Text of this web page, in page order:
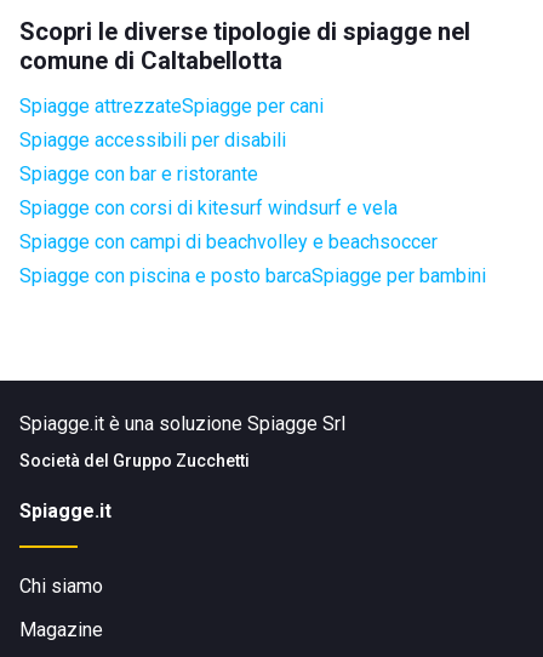
Scopri le diverse tipologie di spiagge nel
comune di Caltabellotta
Spiagge attrezzateSpiagge per cani
Spiagge accessibili per disabili
Spiagge con bar e ristorante
Spiagge con corsi di kitesurf windsurf e vela
Spiagge con campi di beachvolley e beachsoccer
Spiagge con piscina e posto barcaSpiagge per bambini
Spiagge.it è una soluzione Spiagge Srl
Società del Gruppo Zucchetti
Spiagge.it
Chi siamo
Magazine